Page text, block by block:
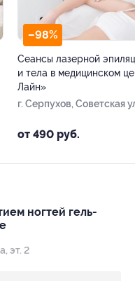
–98%
Сеансы лазерной
и тела в медицинском
Лайн»
г. Серпухов, Советская
от 490 руб.
ногтей гель-
эт. 2